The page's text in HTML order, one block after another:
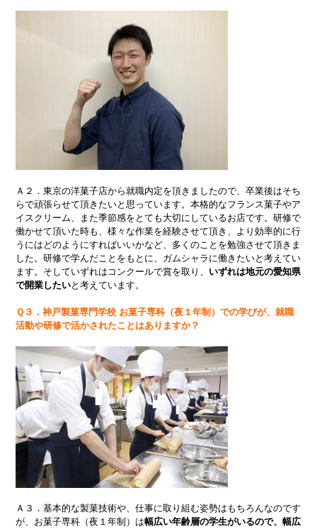
Ａ２．東京の洋菓子店から就職内定を頂きましたので、卒業後はそち
らで頑張らせて頂きたいと思っています。本格的なフランス菓子やア
イスクリーム、また季節感をとても大切にしているお店です。研修で
働かせて頂いた時も、様々な作業を経験させて頂き、より効率的に行
うにはどのようにすればいいかなど、多くのことを勉強させて頂きま
した。研修で学んだことをもとに、ガムシャラに働きたいと考えてい
ます。そしていずれはコンクールで賞を取り、 いずれは地元の愛知県
で開業したいと考えています。
Ｑ３．神戸製菓専門学校 お菓子専科（夜１年制）での学びが、就職
活動や研修で活かされたことはありますか？
Ａ３．基本的な製菓技術や、仕事に取り組む姿勢はもちろんなのです
が、お菓子専科（夜１年制）は幅広い年齢層の学生がいるので、幅広